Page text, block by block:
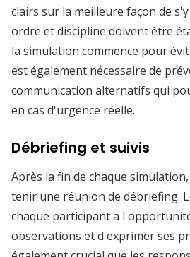
clairs sur la meilleure façon de
ordre et discipline doivent être
la simulation commence pour
est également nécessaire de
communication alternatifs qui
en cas d'urgence réelle.
Débriefing et suivis
Après la fin de chaque
tenir une réunion de débriefing.
chaque participant a
observations et d'exprimer ses